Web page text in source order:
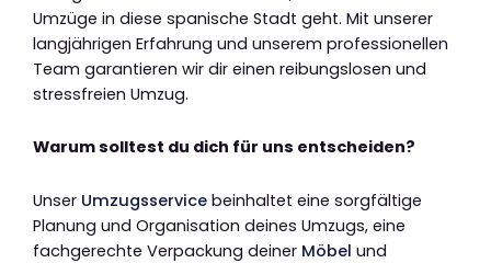
Umzüge in diese spanische Stadt geht. Mit unserer
langjährigen Erfahrung und unserem professionellen
Team garantieren wir dir einen reibungslosen und
stressfreien Umzug.
Warum solltest du dich für uns entscheiden?
Unser Umzugsservice beinhaltet eine sorgfältige
Planung und Organisation deines Umzugs, eine
fachgerechte Verpackung deiner Möbel und